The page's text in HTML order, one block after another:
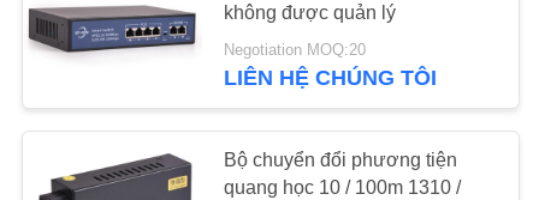
4 cổng OLT
không được quản lý
Negotiation MOQ:20
LIÊN HỆ CHÚNG TÔI
Bộ chuyển đổi phương tiện
quang học 10 / 100m 1310 /